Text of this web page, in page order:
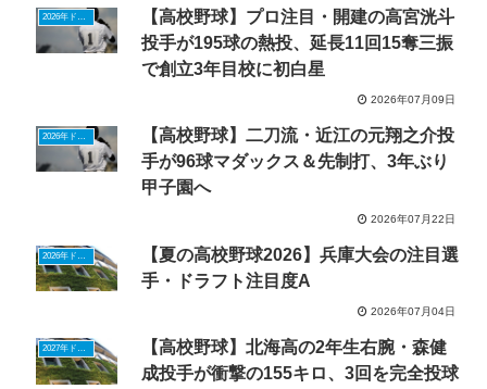
2026年ドラフトニュース
【高校野球】プロ注目・開建の高宮洸斗
投手が195球の熱投、延長11回15奪三振
で創立3年目校に初白星
2026年07月09日
2026年ドラフトニュース
【高校野球】二刀流・近江の元翔之介投
手が96球マダックス＆先制打、3年ぶり
甲子園へ
2026年07月22日
【夏の高校野球2026】兵庫大会の注目選
手・ドラフト注目度A
2026年07月04日
2027年ドラフトニュース
【高校野球】北海高の2年生右腕・森健
成投手が衝撃の155キロ、3回を完全投球